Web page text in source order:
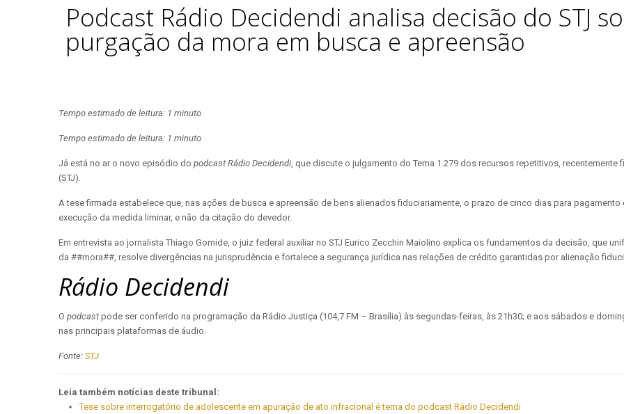
Podcast Rádio Decidendi analisa decisão do STJ
purgação da mora em busca e apreensão
Tempo estimado de leitura: 1 minuto
Tempo estimado de leitura: 1 minuto
Já está no ar o novo episódio do podcast Rádio Decidendi, que discute o julgamento do Tema 1.279 dos recursos repetitivos,
(STJ).
A tese firmada estabelece que, nas ações de busca e apreensão de bens alienados fiduciariamente, o prazo de cinco dias para
execução da medida liminar, e não da citação do devedor.
Em entrevista ao jornalista Thiago Gomide, o juiz federal auxiliar no STJ Eurico Zecchin Maiolino explica os fundamentos da decisão, que
da ##mora##, resolve divergências na jurisprudência e fortalece a segurança jurídica nas relações de crédito garantidas por alienação
Rádio Decidendi
O podcast pode ser conferido na programação da Rádio Justiça (104,7 FM – Brasília) às segundas-feiras, às 21h30; e aos sábados e
nas principais plataformas de áudio.
Fonte: STJ
Leia também notícias deste tribunal:
Tese sobre interrogatório de adolescente em apuração de ato infracional é tema do podcast Rádio Decidendi